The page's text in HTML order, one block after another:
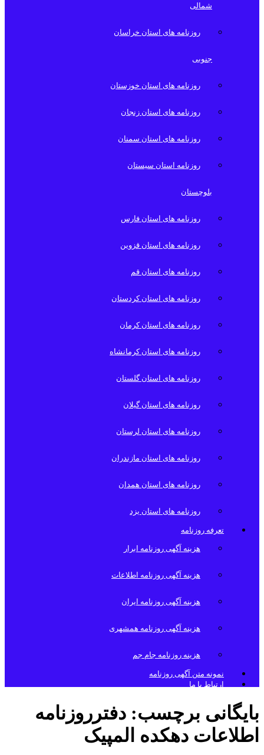
شمالی
روزنامه های استان خراسان
جنوبی
روزنامه های استان خوزستان
روزنامه های استان زنجان
روزنامه های استان سمنان
روزنامه استان سیستان
بلوچستان
روزنامه های استان فارس
روزنامه های استان قزوین
روزنامه های استان قم
روزنامه های استان کردستان
روزنامه های استان کرمان
روزنامه های استان کرمانشاه
روزنامه های استان گلستان
روزنامه های استان گیلان
روزنامه های استان لرستان
روزنامه های استان مازندران
روزنامه های استان همدان
روزنامه های استان یزد
تعرفه روزنامه
هزینه آگهی روزنامه ابرار
هزینه آگهی روزنامه اطلاعات
هزینه آگهی روزنامه ایران
هزینه آگهی روزنامه همشهری
هزینه روزنامه جام جم
نمونه متن آگهی روزنامه
ارتباط با ما
بایگانی برچسب: دفترروزنامه
اطلاعات دهکده المپیک